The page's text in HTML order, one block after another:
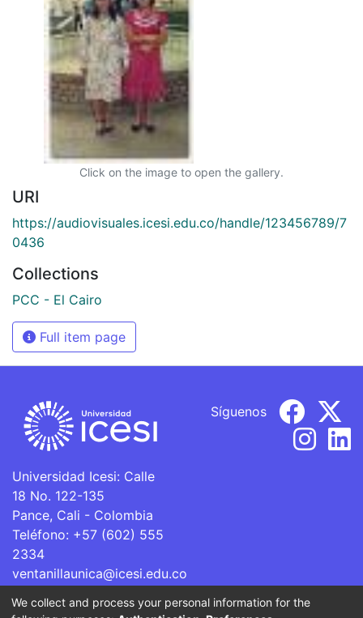
Click on the image to open the gallery.
URI
https://audiovisuales.icesi.edu.co/handle/123456789/7
0436
Collections
PCC - El Cairo
Full item page
Universidad Icesi: Calle
18 No. 122-135
Pance, Cali - Colombia
Teléfono: +57 (602) 555
2334
ventanillaunica@icesi.edu.co
Síguenos
La Universidad Icesi es una Institución de Educación
We collect and process your personal information for the